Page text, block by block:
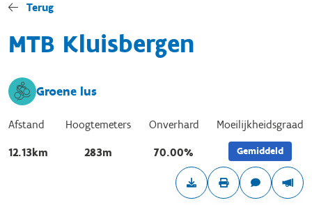
Terug
MTB Kluisbergen
Groene lus
Afstand
12.13km
Hoogtemeters
283m
Onverhard
70.00%
Moeilijkheidsgraad
Gemiddeld